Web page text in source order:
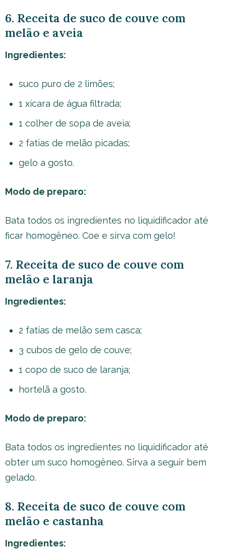
6. Receita de suco de couve com
melão e aveia
Ingredientes:
suco puro de 2 limões;
1 xícara de água filtrada;
1 colher de sopa de aveia;
2 fatias de melão picadas;
gelo a gosto.
Modo de preparo:
Bata todos os ingredientes no liquidificador até
ficar homogêneo. Coe e sirva com gelo!
7. Receita de suco de couve com
melão e laranja
Ingredientes:
2 fatias de melão sem casca;
3 cubos de gelo de couve;
1 copo de suco de laranja;
hortelã a gosto.
Modo de preparo:
Bata todos os ingredientes no liquidificador até
obter um suco homogêneo. Sirva a seguir bem
gelado.
8. Receita de suco de couve com
melão e castanha
Ingredientes: